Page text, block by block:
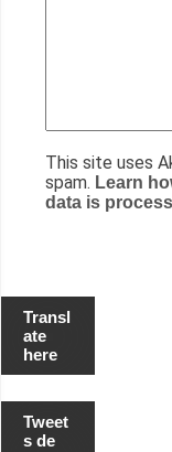
This site uses
spam. Learn
data is
Transl
ate
here
Tweet
s de